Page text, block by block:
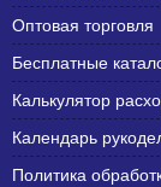
Оптовая торговля
Бесплатные
Калькулятор
Календарь
Политика